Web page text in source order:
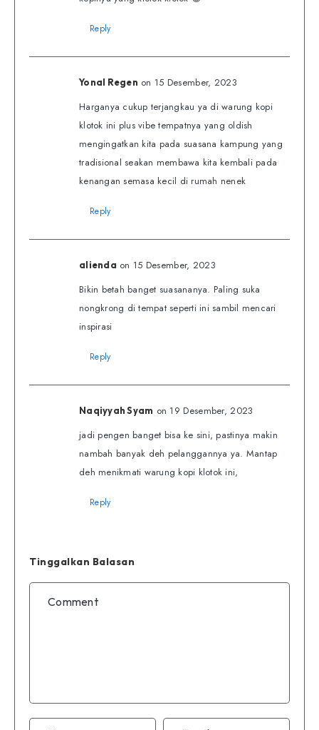
Reply
Yonal Regen on 15 Desember, 2023
Harganya cukup terjangkau ya di warung kopi
klotok ini plus vibe tempatnya yang oldish
mengingatkan kita pada suasana kampung yang
tradisional seakan membawa kita kembali pada
kenangan semasa kecil di rumah nenek
Reply
alienda on 15 Desember, 2023
Bikin betah banget suasananya. Paling suka
nongkrong di tempat seperti ini sambil mencari
inspirasi
Reply
Naqiyyah Syam on 19 Desember, 2023
jadi pengen banget bisa ke sini, pastinya makin
nambah banyak deh pelanggannya ya. Mantap
deh menikmati warung kopi klotok ini,
Reply
Tinggalkan Balasan